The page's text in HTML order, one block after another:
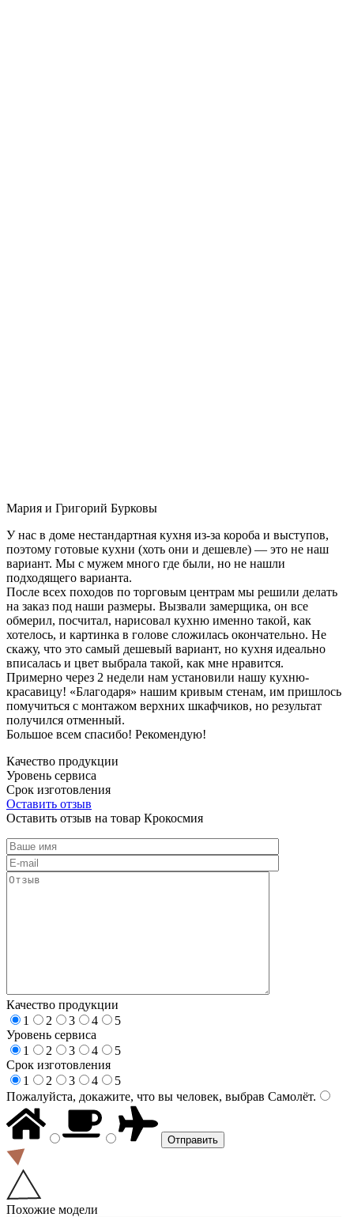
Мария и Григорий Бурковы
У нас в доме нестандартная кухня из-за короба и выступов,
поэтому готовые кухни (хоть они и дешевле) — это не наш
вариант. Мы с мужем много где были, но не нашли
подходящего варианта.
После всех походов по торговым центрам мы решили делать
на заказ под наши размеры. Вызвали замерщика, он все
обмерил, посчитал, нарисовал кухню именно такой, как
хотелось, и картинка в голове сложилась окончательно. Не
скажу, что это самый дешевый вариант, но кухня идеально
вписалась и цвет выбрала такой, как мне нравится.
Примерно через 2 недели нам установили нашу кухню-
красавицу! «Благодаря» нашим кривым стенам, им пришлось
помучиться с монтажом верхних шкафчиков, но результат
получился отменный.
Большое всем спасибо! Рекомендую!
Качество продукции
Уровень сервиса
Срок изготовления
Оставить отзыв
Оставить отзыв на товар Крокосмия
Качество продукции
1
2 3 4
5
Уровень сервиса
1
2 3 4
5
Срок изготовления
1
2 3 4
5
Пожалуйста, докажите, что вы человек, выбрав Самолёт.
Похожие модели